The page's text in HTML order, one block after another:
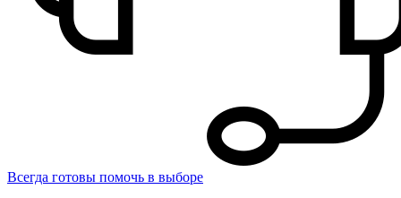
Всегда готовы помочь в выборе